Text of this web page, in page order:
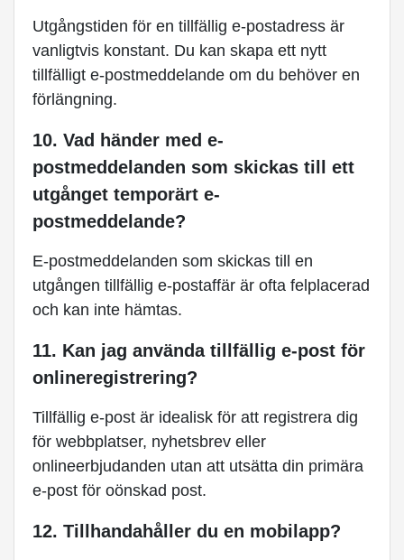
Utgångstiden för en tillfällig e-postadress är
vanligtvis konstant. Du kan skapa ett nytt
tillfälligt e-postmeddelande om du behöver en
förlängning.
10. Vad händer med e-
postmeddelanden som skickas till ett
utgånget temporärt e-
postmeddelande?
E-postmeddelanden som skickas till en
utgången tillfällig e-postaffär är ofta felplacerad
och kan inte hämtas.
11. Kan jag använda tillfällig e-post för
onlineregistrering?
Tillfällig e-post är idealisk för att registrera dig
för webbplatser, nyhetsbrev eller
onlineerbjudanden utan att utsätta din primära
e-post för oönskad post.
12. Tillhandahåller du en mobilapp?